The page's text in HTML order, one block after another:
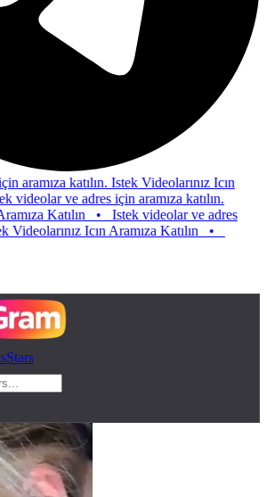
katılın. Istek Videolarınız Icın
ve adres için aramıza katılın.
Katılın•Istek videolar ve adres
Icın Aramıza Katılın•
Stars